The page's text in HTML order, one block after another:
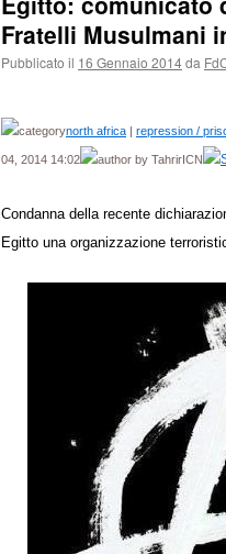
Fratelli Musulmani
Pubblicato il 16 Gennaio 2014da
north africa | repression /
04, 2014 14:02 by TahrirICN
Condanna della recente
Egitto una organizzazione